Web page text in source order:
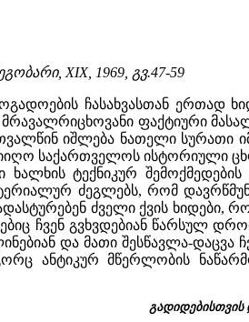
XIX, 1969, გვ.47-59
ჩასახვასთან ერთად
ფაქტიური
იშლება ნათელი სურათი
საქართველოს ისტორიული
ტექნიკურ
ძეგლებს, რომ
ძველი ქვის ხიდები,
ჩვენ გვხვდებიან წარსულ
და მათი შესწავლა-დაცვა
ანტიკურ მწერლობის
გადიდებისთვის